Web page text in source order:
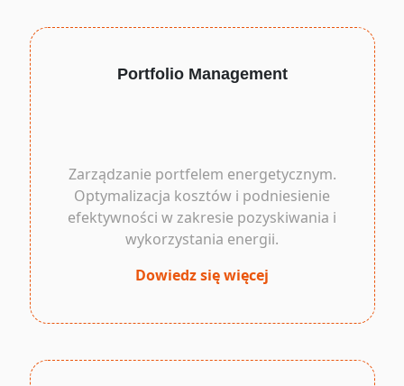
Portfolio Management
Zarządzanie portfelem energetycznym.
Optymalizacja kosztów i podniesienie
efektywności w zakresie pozyskiwania i
wykorzystania energii.
Dowiedz się więcej